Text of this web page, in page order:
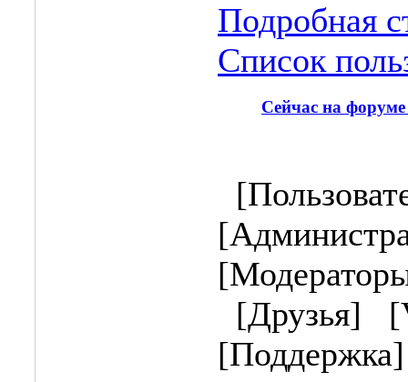
Подробная
Список
Сейчас на
[Друзья]
[Поддержка]